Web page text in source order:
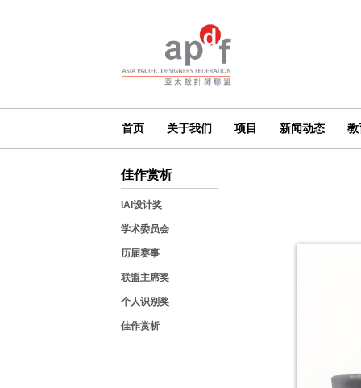
首页 关于我们 项目 新闻动态 教
佳作赏析
IAI设计奖
学术委员会
历届赛事
联盟主席奖
个人识别奖
佳作赏析